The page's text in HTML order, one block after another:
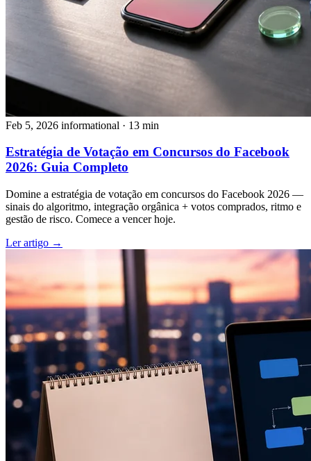
Feb 5, 2026 informational · 13 min
Estratégia de Votação em Concursos do Facebook
2026: Guia Completo
Domine a estratégia de votação em concursos do Facebook 2026 —
sinais do algoritmo, integração orgânica + votos comprados, ritmo e
gestão de risco. Comece a vencer hoje.
Ler artigo →